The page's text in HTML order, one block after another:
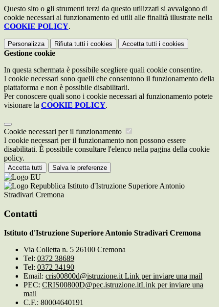
Questo sito o gli strumenti terzi da questo utilizzati si avvalgono di
cookie necessari al funzionamento ed utili alle finalità illustrate nella
COOKIE POLICY.
Personalizza Rifiuta tutti i cookies Accetta tutti i cookies
Gestione cookie
In questa schermata è possibile scegliere quali cookie consentire.
I cookie necessari sono quelli che consentono il funzionamento della
piattaforma e non è possibile disabilitarli.
Per conoscere quali sono i cookie necessari al funzionamento potete
visionare la COOKIE POLICY.
Cookie necessari per il funzionamento
I cookie necessari per il funzionamento non possono essere
disabilitati. È possibile consultare l'elenco nella pagina della cookie
policy.
Accetta tutti Salva le preferenze
Istituto d'Istruzione Superiore Antonio
Stradivari Cremona
Contatti
Istituto d'Istruzione Superiore Antonio Stradivari Cremona
Via Colletta n. 5 26100 Cremona
Tel: 0372 38689
Tel: 0372 34190
Email: cris00800d@istruzione.it Link per inviare una mail
PEC: CRIS00800D@pec.istruzione.itLink per inviare una
mail
C.F.: 80004640191